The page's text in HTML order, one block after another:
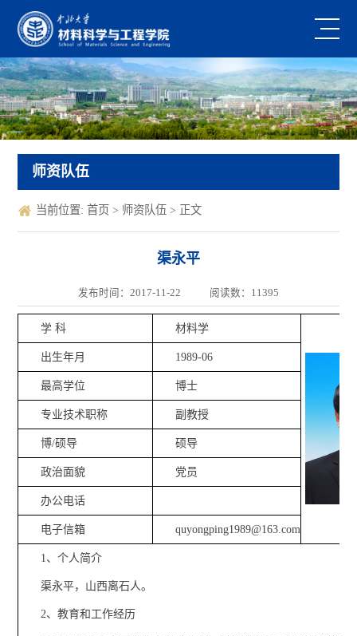
师资队伍
当前位置: 首页 > 师资队伍 > 正文
渠永平
发布时间：2017-11-22 阅读数： 11395
学 科 材料学
出生年月 1989-06
最高学位 博士
专业技术职称 副教授
博/硕导 硕导
政治面貌 党员
办公电话
电子信箱 quyongping1989@163.com
1、个人简介
渠永平，山西离石人。
2、教育和工作经历